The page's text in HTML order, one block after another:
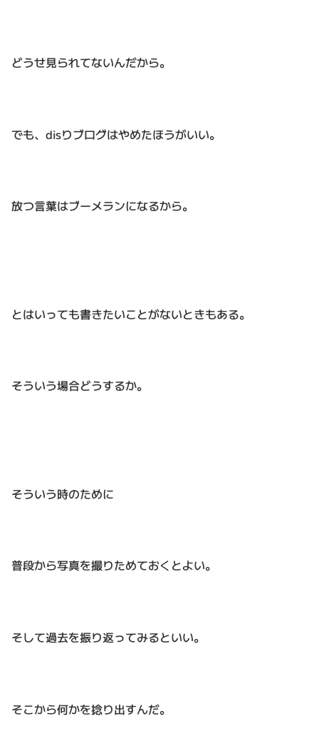
どうせ見られてないんだから。
でも、disりブログはやめたほうがいい。
放つ言葉はブーメランになるから。
とはいっても書きたいことがないときもある。
そういう場合どうするか。
そういう時のために
普段から写真を撮りためておくとよい。
そして過去を振り返ってみるといい。
そこから何かを捻り出すんだ。